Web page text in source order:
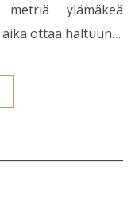
ylämäkeä
aika ottaa haltuun…